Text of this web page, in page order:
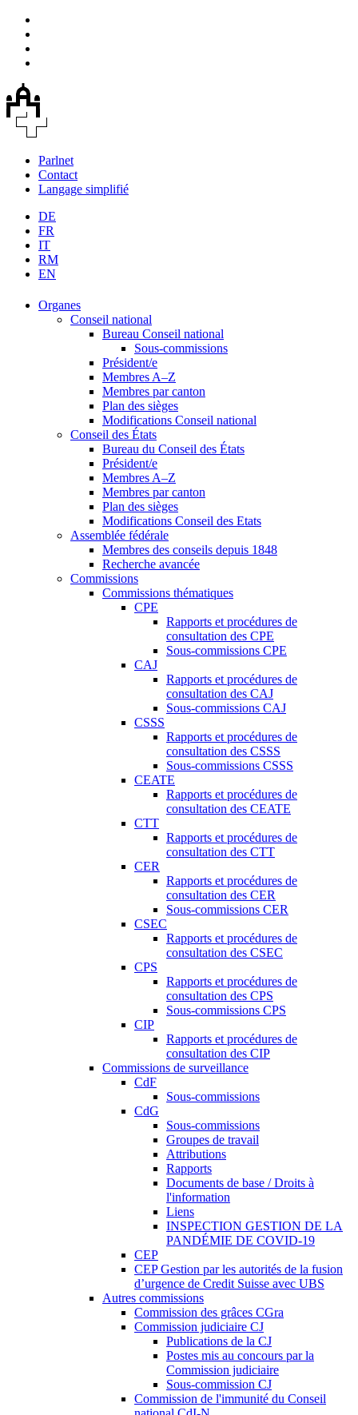
Parlnet
Contact
Langage simplifié
DE
FR
IT
RM
EN
Organes
Conseil national
Bureau Conseil national
Sous-commissions
Président/e
Membres A–Z
Membres par canton
Plan des sièges
Modifications Conseil national
Conseil des États
Bureau du Conseil des États
Président/e
Membres A–Z
Membres par canton
Plan des sièges
Modifications Conseil des Etats
Assemblée fédérale
Membres des conseils depuis 1848
Recherche avancée
Commissions
Commissions thématiques
CPE
Rapports et procédures de
consultation des CPE
Sous-commissions CPE
CAJ
Rapports et procédures de
consultation des CAJ
Sous-commissions CAJ
CSSS
Rapports et procédures de
consultation des CSSS
Sous-commissions CSSS
CEATE
Rapports et procédures de
consultation des CEATE
CTT
Rapports et procédures de
consultation des CTT
CER
Rapports et procédures de
consultation des CER
Sous-commissions CER
CSEC
Rapports et procédures de
consultation des CSEC
CPS
Rapports et procédures de
consultation des CPS
Sous-commissions CPS
CIP
Rapports et procédures de
consultation des CIP
Commissions de surveillance
CdF
Sous-commissions
CdG
Sous-commissions
Groupes de travail
Attributions
Rapports
Documents de base / Droits à
l'information
Liens
INSPECTION GESTION DE LA
PANDÉMIE DE COVID-19
CEP
CEP Gestion par les autorités de la fusion
d’urgence de Credit Suisse avec UBS
Autres commissions
Commission des grâces CGra
Commission judiciaire CJ
Publications de la CJ
Postes mis au concours par la
Commission judiciaire
Sous-commission CJ
Commission de l'immunité du Conseil